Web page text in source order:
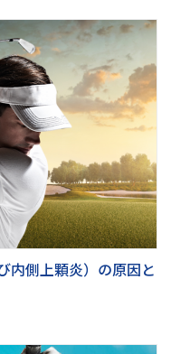
内側上顆炎）の原因と